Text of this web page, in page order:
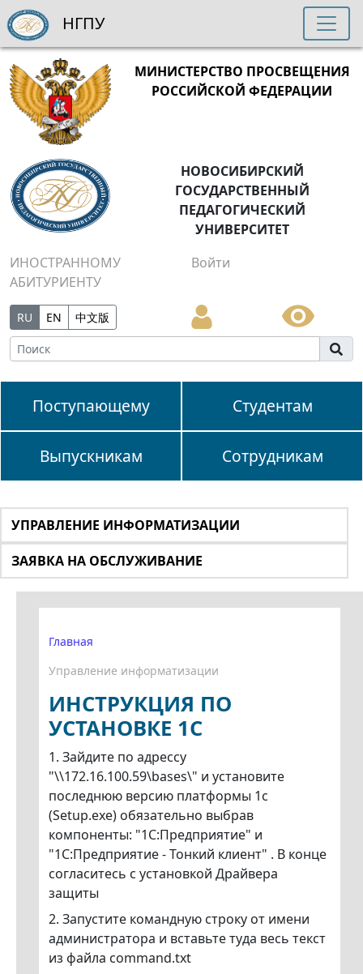
МИНИСТЕРСТВО ПРОСВЕЩЕНИЯ
РОССИЙСКОЙ ФЕДЕРАЦИИ
НОВОСИБИРСКИЙ
ГОСУДАРСТВЕННЫЙ
ПЕДАГОГИЧЕСКИЙ
УНИВЕРСИТЕТ
ИНОСТРАННОМУ
АБИТУРИЕНТУ
Войти
RU EN 中文版
Поступающему Студентам
Выпускникам Сотрудникам
НГПУ
УПРАВЛЕНИЕ ИНФОРМАТИЗАЦИИ
ЗАЯВКА НА ОБСЛУЖИВАНИЕ
Главная
Управление информатизации
ИНСТРУКЦИЯ ПО
УСТАНОВКЕ 1С
1. Зайдите по адрессу
"\\172.16.100.59\bases\" и установите
последнюю версию платформы 1с
(Setup.exe) обязательно выбрав
компоненты: "1С:Предприятие" и
"1С:Предприятие - Тонкий клиент" . В конце
согласитесь с установкой Драйвера
защиты
2. Запустите командную строку от имени
администратора и вставьте туда весь текст
из файла command.txt